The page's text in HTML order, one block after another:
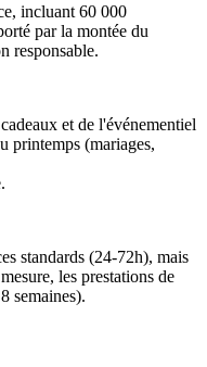
incluant 60 000
par la montée du
responsable.
et de l'événementiel
printemps (mariages,
standards (24-72h), mais
les prestations de
semaines).